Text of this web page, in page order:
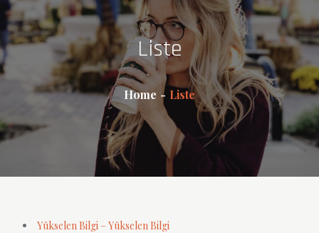
Liste
Home Liste
Yükselen Bilgi – Yükselen Bilgi